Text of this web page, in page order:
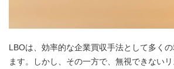
LBOは、効率的な企業買収手法として多く
ます。しかし、その一方で、無視できない